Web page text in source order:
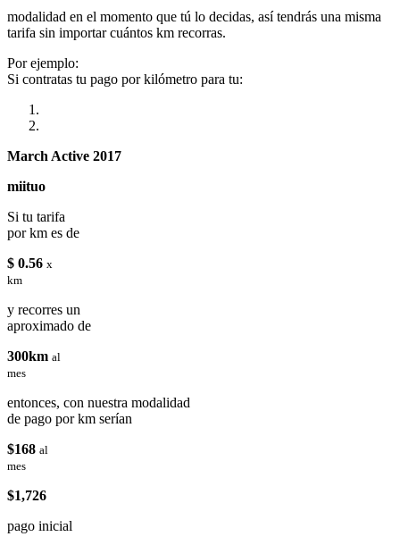
modalidad en el momento que tú lo decidas, así tendrás una misma
tarifa sin importar cuántos km recorras.
Por ejemplo:
Si contratas tu pago por kilómetro para tu:
March Active 2017
miituo
Si tu tarifa
por km es de
$ 0.56 x
km
y recorres un
aproximado de
300km al
mes
entonces, con nuestra modalidad
de pago por km serían
$168 al
mes
$1,726
pago inicial